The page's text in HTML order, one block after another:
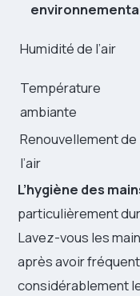
Humidité de l’air
Température
ambiante
Renouvellement de
l’air
L’hygiène des
particulièrement
Lavez-vous les
après avoir
considérablement